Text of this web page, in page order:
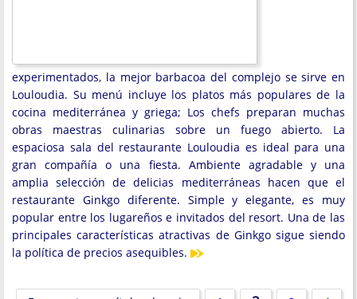
experimentados, la mejor barbacoa del complejo se sirve en
Louloudia. Su menú incluye los platos más populares de la
cocina mediterránea y griega; Los chefs preparan muchas
obras maestras culinarias sobre un fuego abierto. La
espaciosa sala del restaurante Louloudia es ideal para una
gran compañía o una fiesta. Ambiente agradable y una
amplia selección de delicias mediterráneas hacen que el
restaurante Ginkgo diferente. Simple y elegante, es muy
popular entre los lugareños e invitados del resort. Una de las
principales características atractivas de Ginkgo sigue siendo
la política de precios asequibles.